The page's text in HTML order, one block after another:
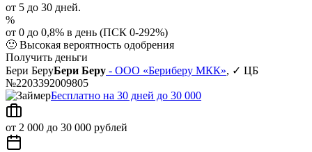
от 5 до 30 дней.
%
от 0 до 0,8% в день (ПСК 0-292%)
🙂 Высокая вероятность одобрения
Получить деньги
Бери БеруБери Беру - ООО «Бериберу МКК», ✓ ЦБ
№2203392009805
Бесплатно на 30 дней до 30 000
от 2 000 до 30 000 рублей